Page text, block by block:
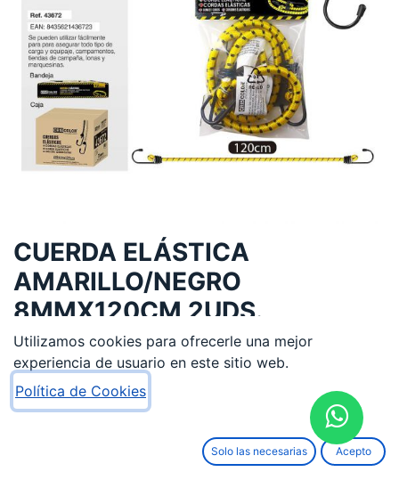
CUERDA ELÁSTICA
AMARILLO/NEGRO
8MMX120CM 2UDS.
1,72€
AÑADIR AL CARRITO
Utilizamos cookies para ofrecerle una mejor
experiencia de usuario en este sitio web.
Política de Cookies
Solo las necesarias Acepto